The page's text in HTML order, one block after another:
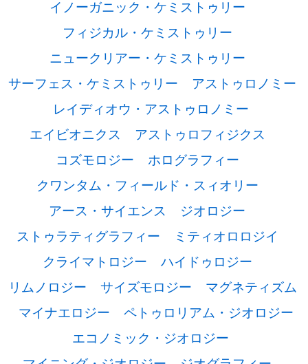
イノーガニック・ケミストゥリー
フィジカル・ケミストゥリー
ニュークリアー・ケミストゥリー
サーフェス・ケミストゥリー
アストゥロノミー
レイディオウ・アストゥロノミー
エイビオニクス
アストゥロフィジクス
コズモロジー
ホログラフィー
クワンタム・フィールド・スィオリー
アース・サイエンス
ジオロジー
ストゥラティグラフィー
ミティオロロジイ
クライマトロジー
ハイドゥロジー
リムノロジー
サイズモロジー
マグネティズム
マイナエロジー
ペトゥロリアム・ジオロジー
エコノミック・ジオロジー